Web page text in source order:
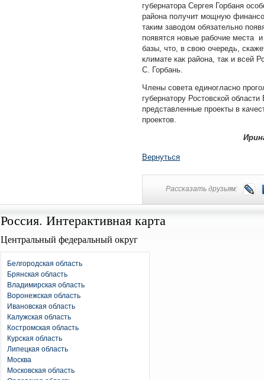
губернатора Сергея Горбаня
района получит мощную
таким заводом обязательно
появятся новые рабочие места
базы, что, в свою очередь,
климате как района, так и всей
С. Горбань.
Члены совета единогласно
губернатору Ростовской
представленные проекты в
проектов.
Вернуться
Рассказать друзьям:
Россия. Интерактивная карта
Центральный федеральный округ
Белгородская область
Брянская область
Владимирская область
Воронежская область
Ивановская область
Калужская область
Костромская область
Курская область
Липецкая область
Москва
Московская область